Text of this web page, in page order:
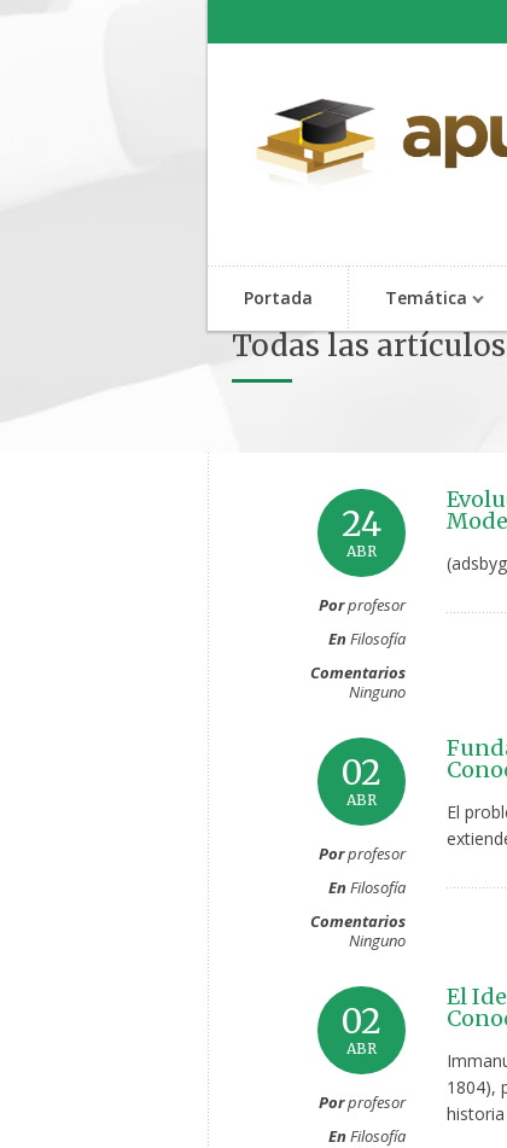
Portada Temática
Todas las
24
ABR
Porprofesor
EnFilosofía
Comentarios
Ninguno
02
ABR
Porprofesor
EnFilosofía
Comentarios
Ninguno
El
02
ABR
Porprofesor
EnFilosofía
El
1804),